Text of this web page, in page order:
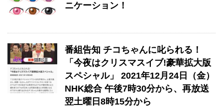
ニケーション！
番組告知 チコちゃんに叱られる！
「今夜はクリスマスイブ!豪華拡大版
スペシャル」 2021年12月24日（金）
NHK総合 午後7時30分から、再放送
翌土曜日8時15分から